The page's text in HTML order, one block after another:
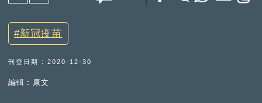
新冠疫苗
刊登日期 : 2020-12-30
編輯︰康文